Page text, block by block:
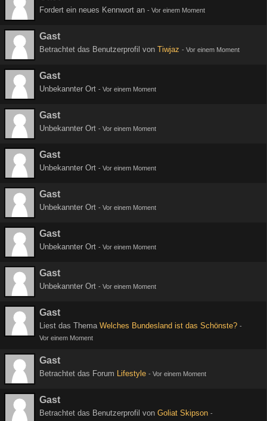
Fordert ein neues Kennwort an - Vor einem Moment
Gast
Betrachtet das Benutzerprofil von Tiwjaz - Vor einem Moment
Gast
Unbekannter Ort - Vor einem Moment
Gast
Unbekannter Ort - Vor einem Moment
Gast
Unbekannter Ort - Vor einem Moment
Gast
Unbekannter Ort - Vor einem Moment
Gast
Unbekannter Ort - Vor einem Moment
Gast
Unbekannter Ort - Vor einem Moment
Gast
Liest das Thema Welches Bundesland ist das Schönste? -
Vor einem Moment
Gast
Betrachtet das Forum Lifestyle - Vor einem Moment
Gast
Betrachtet das Benutzerprofil von Goliat Skipson -